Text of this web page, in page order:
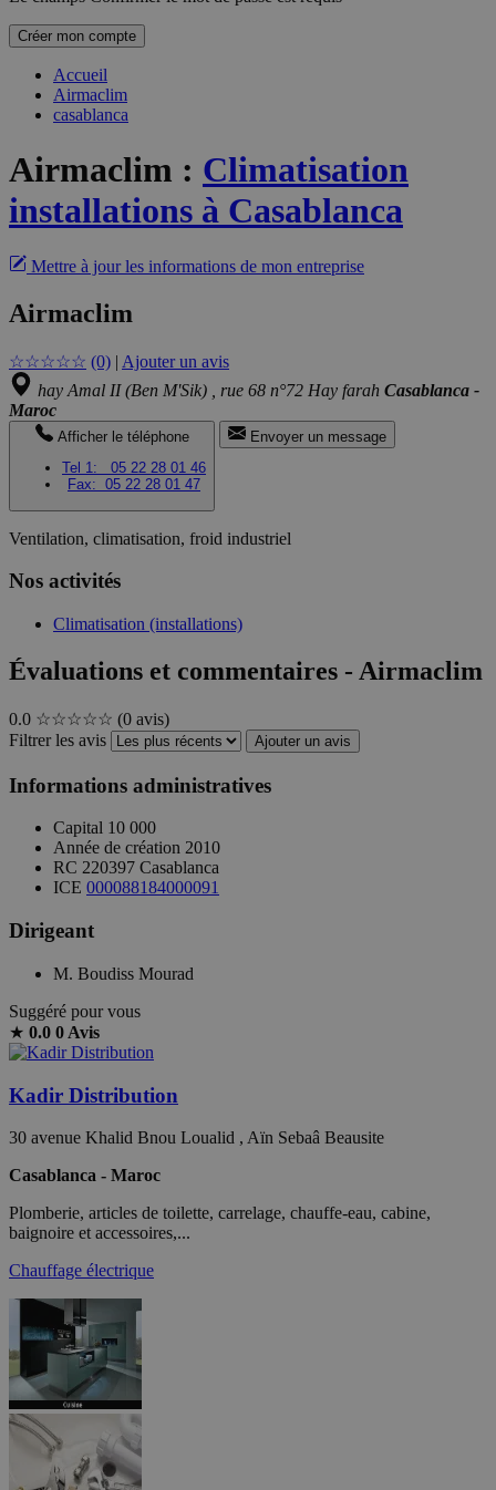
Créer mon compte
Accueil
Airmaclim
casablanca
Airmaclim : Climatisation
installations à Casablanca
Mettre à jour les informations de mon entreprise
Airmaclim
☆☆☆☆☆ (0) | Ajouter un avis
hay Amal II (Ben M'Sik) , rue 68 n°72 Hay farah Casablanca -
Maroc
Afficher le téléphone
Tel 1:
05 22 28 01 46
Fax: 05 22 28 01 47
Envoyer un message
Ventilation, climatisation, froid industriel
Nos activités
Climatisation (installations)
Évaluations et commentaires - Airmaclim
0.0 ☆☆☆☆☆ (0 avis)
Filtrer les avis
Ajouter un avis
Informations administratives
Capital 10 000
Année de création 2010
RC 220397 Casablanca
ICE 000088184000091
Dirigeant
M. Boudiss Mourad
Suggéré pour vous
★ 0.0 0 Avis
Kadir Distribution
30 avenue Khalid Bnou Loualid , Aïn Sebaâ Beausite
Casablanca - Maroc
Plomberie, articles de toilette, carrelage, chauffe-eau, cabine,
baignoire et accessoires,...
Chauffage électrique